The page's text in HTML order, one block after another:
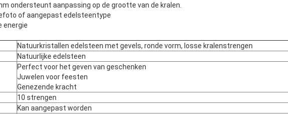
ondersteunt aanpassing op de grootte van de kralen.
of aangepast edelsteentype
energie
Natuurkristallen edelsteen met gevels, ronde vorm, losse kralenstrengen
Natuurlijke edelsteen
Perfect voor het geven van geschenken
Juwelen voor feesten
Genezende kracht
10 strengen
Kan aangepast worden